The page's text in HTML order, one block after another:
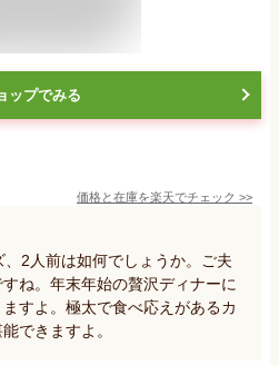
ップでみる
価格と在庫を楽天でチェック >>
2人前は如何でしょうか。ご夫
ね。年末年始の贅沢ディナーに
すよ。極太で食べ応えがあるカ
できますよ。